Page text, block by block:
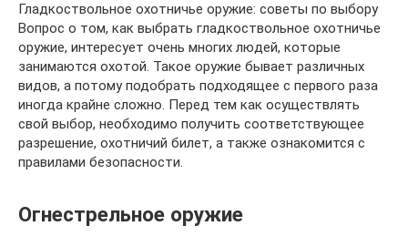
Гладкоствольное охотничье оружие: советы по выбору
Вопрос о том, как выбрать гладкоствольное охотничье
оружие, интересует очень многих людей, которые
занимаются охотой. Такое оружие бывает различных
видов, а потому подобрать подходящее с первого раза
иногда крайне сложно. Перед тем как осуществлять
свой выбор, необходимо получить соответствующее
разрешение, охотничий билет, а также ознакомится с
правилами безопасности.
Огнестрельное оружие